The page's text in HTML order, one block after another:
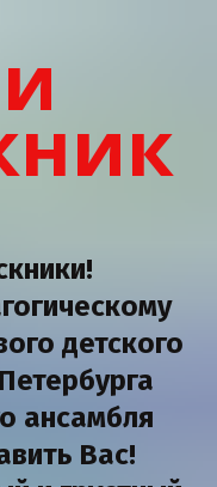
детского
ансамбля
Вас!